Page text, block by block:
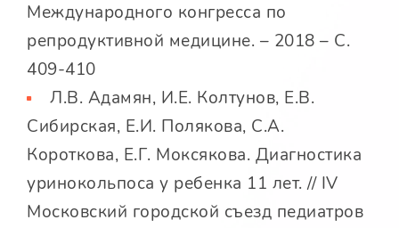
Международного конгресса по
репродуктивной медицине. – 2018 – С.
409-410
Л.В. Адамян, И.Е. Колтунов, Е.В.
Сибирская, Е.И. Полякова, С.А.
Короткова, Е.Г. Моксякова. Диагностика
уринокольпоса у ребенка 11 лет. // IV
Московский городской съезд педиатров